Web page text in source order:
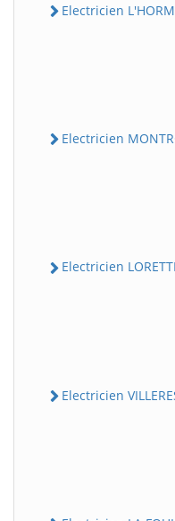
Electricien
Electricien
Electricien
Electricien